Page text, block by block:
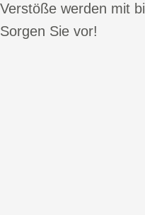
Verstöße werden mit
Sorgen Sie vor!